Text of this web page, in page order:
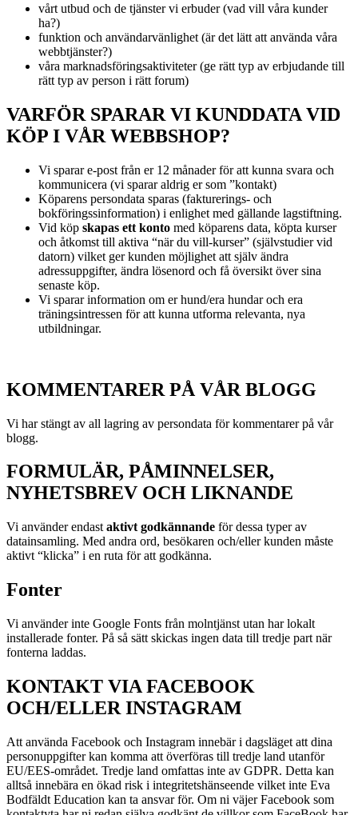
vårt utbud och de tjänster vi erbuder (vad vill våra kunder
ha?)
funktion och användarvänlighet (är det lätt att använda våra
webbtjänster?)
våra marknadsföringsaktiviteter (ge rätt typ av erbjudande till
rätt typ av person i rätt forum)
VARFÖR SPARAR VI KUNDDATA VID
KÖP I VÅR WEBBSHOP?
Vi sparar e-post från er 12 månader för att kunna svara och
kommunicera (vi sparar aldrig er som ”kontakt)
Köparens persondata sparas (fakturerings- och
bokföringssinformation) i enlighet med gällande lagstiftning.
Vid köp skapas ett konto med köparens data, köpta kurser
och åtkomst till aktiva “när du vill-kurser” (självstudier vid
datorn) vilket ger kunden möjlighet att själv ändra
adressuppgifter, ändra lösenord och få översikt över sina
senaste köp.
Vi sparar information om er hund/era hundar och era
träningsintressen för att kunna utforma relevanta, nya
utbildningar.
KOMMENTARER PÅ VÅR BLOGG
Vi har stängt av all lagring av persondata för kommentarer på vår
blogg.
FORMULÄR, PÅMINNELSER,
NYHETSBREV OCH LIKNANDE
Vi använder endast aktivt godkännande för dessa typer av
datainsamling. Med andra ord, besökaren och/eller kunden måste
aktivt “klicka” i en ruta för att godkänna.
Fonter
Vi använder inte Google Fonts från molntjänst utan har lokalt
installerade fonter. På så sätt skickas ingen data till tredje part när
fonterna laddas.
KONTAKT VIA FACEBOOK
OCH/ELLER INSTAGRAM
Att använda Facebook och Instagram innebär i dagsläget att dina
personuppgifter kan komma att överföras till tredje land utanför
EU/EES-området. Tredje land omfattas inte av GDPR. Detta kan
alltså innebära en ökad risk i integritetshänseende vilket inte Eva
Bodfäldt Education kan ta ansvar för. Om ni väjer Facebook som